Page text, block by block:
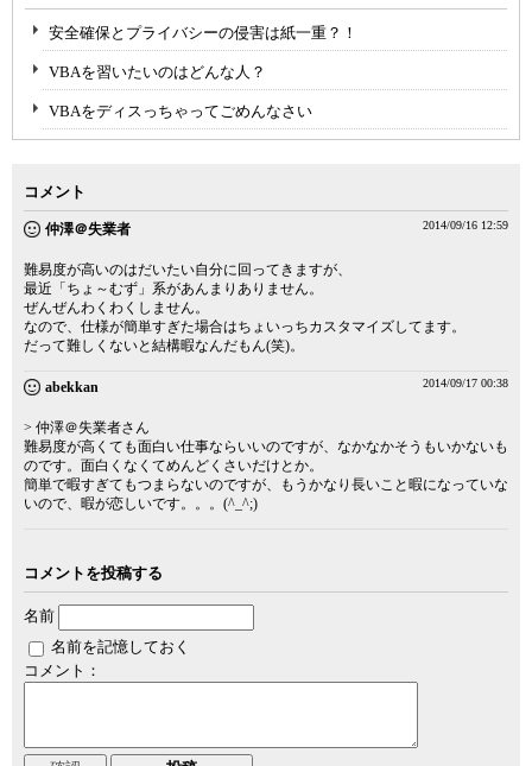
安全確保とプライバシーの侵害は紙一重？！
VBAを習いたいのはどんな人？
VBAをディスっちゃってごめんなさい
コメント
仲澤＠失業者 2014/09/16 12:59
難易度が高いのはだいたい自分に回ってきますが、
最近「ちょ～むず」系があんまりありません。
ぜんぜんわくわくしません。
なので、仕様が簡単すぎた場合はちょいっちカスタマイズしてます。
だって難しくないと結構暇なんだもん(笑)。
abekkan 2014/09/17 00:38
> 仲澤＠失業者さん
難易度が高くても面白い仕事ならいいのですが、なかなかそうもいかないも
のです。面白くなくてめんどくさいだけとか。
簡単で暇すぎてもつまらないのですが、もうかなり長いこと暇になっていな
いので、暇が恋しいです。。。(^_^;)
コメントを投稿する
名前
名前を記憶しておく
コメント：